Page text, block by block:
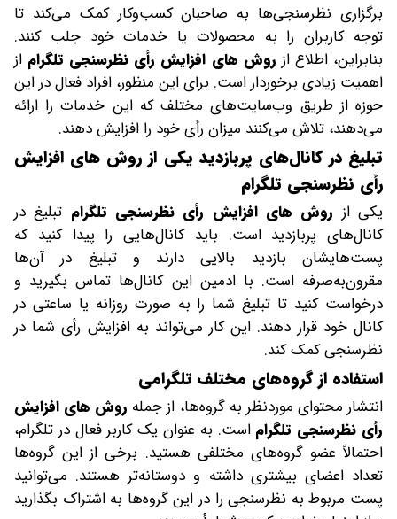
برگزاری نظرسنجی‌ها به صاحبان کسب‌وکار کمک می‌کند تا
توجه کاربران را به محصولات یا خدمات خود جلب کنند.
بنابراین، اطلاع از روش های افزایش رأی نظرسنجی تلگرام از
اهمیت زیادی برخوردار است. برای این منظور، افراد فعال در این
حوزه از طریق وب‌سایت‌های مختلف که این خدمات را ارائه
می‌دهند، تلاش می‌کنند میزان رأی خود را افزایش دهند.
تبلیغ در کانال‌های پربازدید یکی از روش های افزایش
رأی نظرسنجی تلگرام
یکی از روش های افزایش رأی نظرسنجی تلگرام تبلیغ در
کانال‌های پربازدید است. باید کانال‌هایی را پیدا کنید که
پست‌هایشان بازدید بالایی دارند و تبلیغ در آن‌ها
مقرون‌به‌صرفه است. با ادمین این کانال‌ها تماس بگیرید و
درخواست کنید تا تبلیغ شما را به صورت روزانه یا ساعتی در
کانال خود قرار دهند. این کار می‌تواند به افزایش رأی شما در
نظرسنجی کمک کند.
استفاده از گروه‌های مختلف تلگرامی
انتشار محتوای موردنظر به گروه‌ها، از جمله روش های افزایش
رأی نظرسنجی تلگرام است. به عنوان یک کاربر فعال در تلگرام،
احتمالاً عضو گروه‌های مختلفی هستید. برخی از این گروه‌ها
تعداد اعضای بیشتری داشته و دوستانه‌تر هستند. می‌توانید
پست مربوط به نظرسنجی را در این گروه‌ها به اشتراک بگذارید